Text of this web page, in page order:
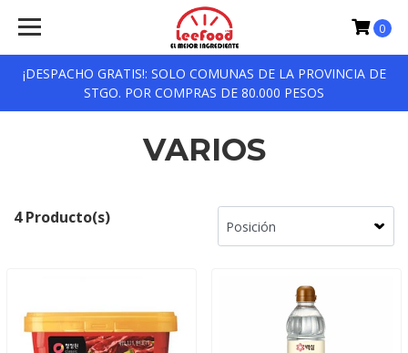
¡DESPACHO GRATIS!: SOLO COMUNAS DE LA PROVINCIA DE
STGO. POR COMPRAS DE 80.000 PESOS
0
VARIOS
4 Producto(s)